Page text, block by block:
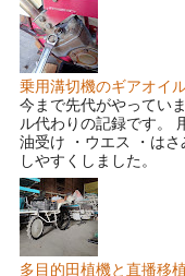
乗用溝切機のギアオイ
今まで先代がやってい
ル代わりの記録です。
油受け ・ウエス ・は
しやすくしました。
多目的田植機と直播移